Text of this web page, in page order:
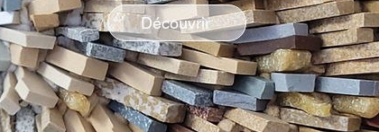
Découvrir